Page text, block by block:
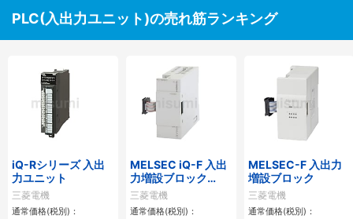
PLC(入出力ユニット)の売れ筋ランキング
iQ-Rシリーズ 入出
力ユニット
三菱電機
通常価格(税別)：
MELSEC iQ-F 入出
力増設ブロック
（I/Oユニット）
FX5
三菱電機
通常価格(税別)：
MELSEC-F 入出力
増設ブロック
三菱電機
通常価格(税別)：